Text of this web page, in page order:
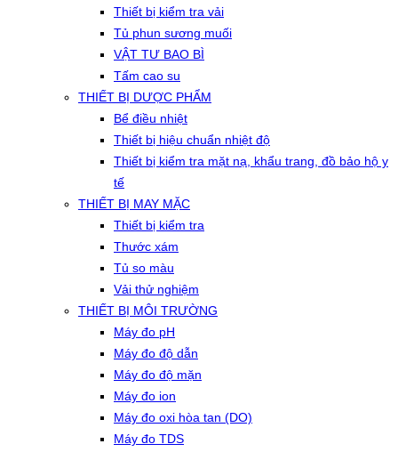
Thiết bị kiểm tra vải
Tủ phun sương muối
VẬT TƯ BAO BÌ
Tấm cao su
THIẾT BỊ DƯỢC PHẨM
Bể điều nhiệt
Thiết bị hiệu chuẩn nhiệt độ
Thiết bị kiểm tra mặt nạ, khẩu trang, đồ bảo hộ y
tế
THIẾT BỊ MAY MẶC
Thiết bị kiểm tra
Thước xám
Tủ so màu
Vải thử nghiệm
THIẾT BỊ MÔI TRƯỜNG
Máy đo pH
Máy đo độ dẫn
Máy đo độ mặn
Máy đo ion
Máy đo oxi hòa tan (DO)
Máy đo TDS